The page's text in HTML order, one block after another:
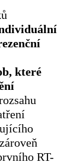
které
RT-